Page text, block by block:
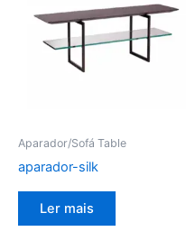
Aparador/Sofá Table
aparador-silk
Ler mais